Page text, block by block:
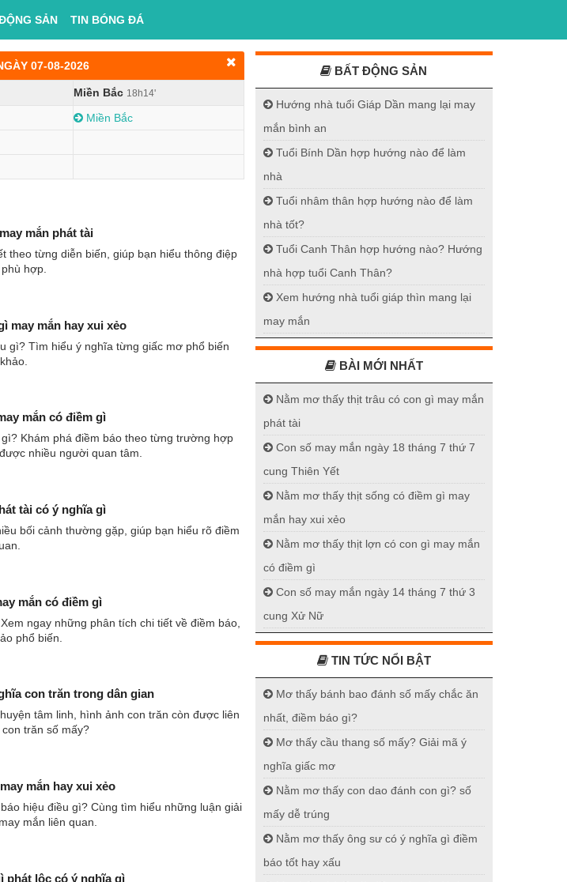
SẢN TIN BÓNG ĐÁ
07-08-2026
Miền Bắc 18h14'
Miền Bắc
mắn phát tài
theo từng diễn biến, giúp bạn hiểu thông điệp
hợp.
may mắn hay xui xẻo
gì? Tìm hiểu ý nghĩa từng giấc mơ phổ biến
mắn có điềm gì
Khám phá điềm báo theo từng trường hợp
nhiều người quan tâm.
tài có ý nghĩa gì
bối cảnh thường gặp, giúp bạn hiểu rõ điềm
mắn có điềm gì
ngay những phân tích chi tiết về điềm báo,
phổ biến.
con trăn trong dân gian
tâm linh, hình ảnh con trăn còn được liên
trăn số mấy?
mắn hay xui xẻo
hiệu điều gì? Cùng tìm hiểu những luận giải
mắn liên quan.
phát lộc có ý nghĩa gì
BẤT ĐỘNG SẢN
Hướng nhà tuổi Giáp Dần mang lại may
mắn bình an
Tuổi Bính Dần hợp hướng nào để làm
nhà
Tuổi nhâm thân hợp hướng nào để làm
nhà tốt?
Tuổi Canh Thân hợp hướng nào? Hướng
nhà hợp tuổi Canh Thân?
Xem hướng nhà tuổi giáp thìn mang lại
may mắn
BÀI MỚI NHẤT
Nằm mơ thấy thịt trâu có con gì may mắn
phát tài
Con số may mắn ngày 18 tháng 7 thứ 7
cung Thiên Yết
Nằm mơ thấy thịt sống có điềm gì may
mắn hay xui xẻo
Nằm mơ thấy thịt lợn có con gì may mắn
có điềm gì
Con số may mắn ngày 14 tháng 7 thứ 3
cung Xử Nữ
TIN TỨC NỔI BẬT
Mơ thấy bánh bao đánh số mấy chắc ăn
nhất, điềm báo gì?
Mơ thấy cầu thang số mấy? Giải mã ý
nghĩa giấc mơ
Nằm mơ thấy con dao đánh con gì? số
mấy dễ trúng
Nằm mơ thấy ông sư có ý nghĩa gì điềm
báo tốt hay xấu